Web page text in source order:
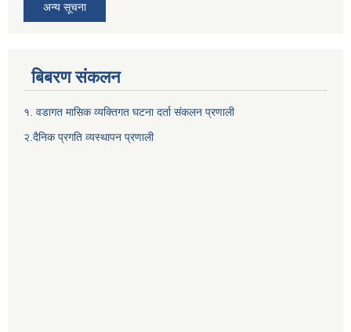
अन्य सूचना
बिबरण संकलन
१. वडागत मासिक व्यक्तिगत घटना दर्ता संकलन प्रणाली
२.दैनिक प्रगति व्यस्थापन प्रणाली